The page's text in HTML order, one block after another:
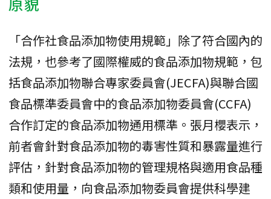
「合作社食品添加物使用規範」除了符合國內的
法規，也參考了國際權威的食品添加物規範，包
括食品添加物聯合專家委員會(JECFA)與聯合國
食品標準委員會中的食品添加物委員會(CCFA)
合作訂定的食品添加物通用標準。張月櫻表示，
前者會針對食品添加物的毒害性質和暴露量進行
評估，針對食品添加物的管理規格與適用食品種
類和使用量，向食品添加物委員會提供科學建